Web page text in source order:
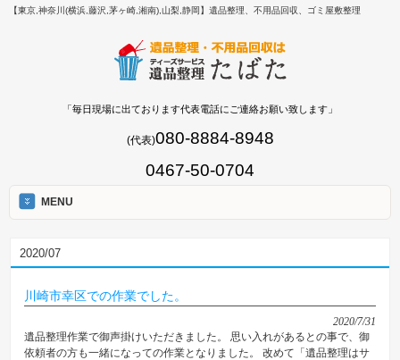
【東京,神奈川(横浜,藤沢,茅ヶ崎,湘南),山梨,静岡】遺品整理、不用品回収、ゴミ屋敷整理
「毎日現場に出ております代表電話にご連絡お願い致します」
(代表)080-8884-8948
0467-50-0704
MENU
2020/07
川崎市幸区での作業でした。
2020/7/31
遺品整理作業で御声掛けいただきました。 思い入れがあるとの事で、御
依頼者の方も一緒になっての作業となりました。 改めて「遺品整理はサ